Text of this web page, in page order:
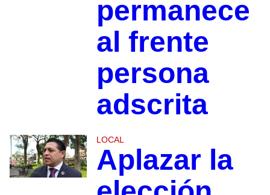
permanece
al frente
persona
adscrita
LOCAL
Aplazar la